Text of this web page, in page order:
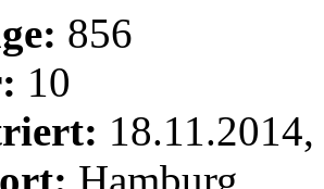
856
10
Hamburg